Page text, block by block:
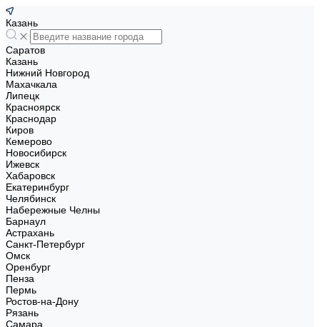
Казань
Саратов
Казань
Нижний Новгород
Махачкала
Липецк
Красноярск
Краснодар
Киров
Кемерово
Новосибирск
Ижевск
Хабаровск
Екатеринбург
Челябинск
Набережные Челны
Барнаул
Астрахань
Санкт-Петербург
Омск
Оренбург
Пенза
Пермь
Ростов-на-Дону
Рязань
Самара